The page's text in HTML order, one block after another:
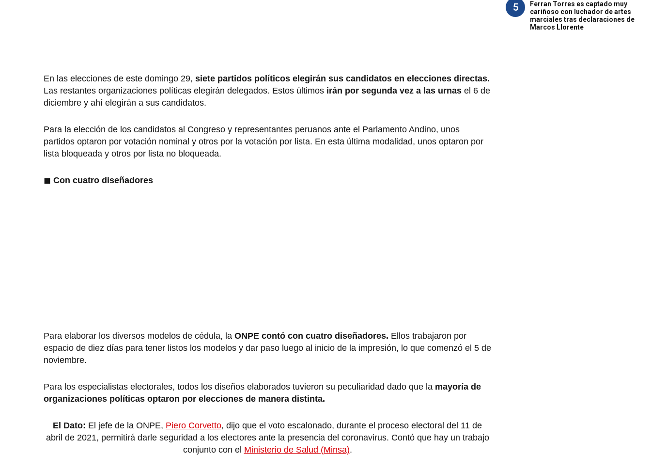
En las elecciones de este domingo 29, siete partidos políticos elegirán sus candidatos en elecciones directas.
Las restantes organizaciones políticas elegirán delegados. Estos últimos irán por segunda vez a las urnas el 6 de
diciembre y ahí elegirán a sus candidatos.
Para la elección de los candidatos al Congreso y representantes peruanos ante el Parlamento Andino, unos
partidos optaron por votación nominal y otros por la votación por lista. En esta última modalidad, unos optaron por
lista bloqueada y otros por lista no bloqueada.
◼ Con cuatro diseñadores
Para elaborar los diversos modelos de cédula, la ONPE contó con cuatro diseñadores. Ellos trabajaron por
espacio de diez días para tener listos los modelos y dar paso luego al inicio de la impresión, lo que comenzó el 5 de
noviembre.
Para los especialistas electorales, todos los diseños elaborados tuvieron su peculiaridad dado que la mayoría de
organizaciones políticas optaron por elecciones de manera distinta.
El Dato: El jefe de la ONPE, Piero Corvetto, dijo que el voto escalonado, durante el proceso electoral del 11 de
abril de 2021, permitirá darle seguridad a los electores ante la presencia del coronavirus. Contó que hay un trabajo
conjunto con el Ministerio de Salud (Minsa).
5
Ferran Torres es captado muy
cariñoso con luchador de artes
marciales tras declaraciones de
Marcos Llorente